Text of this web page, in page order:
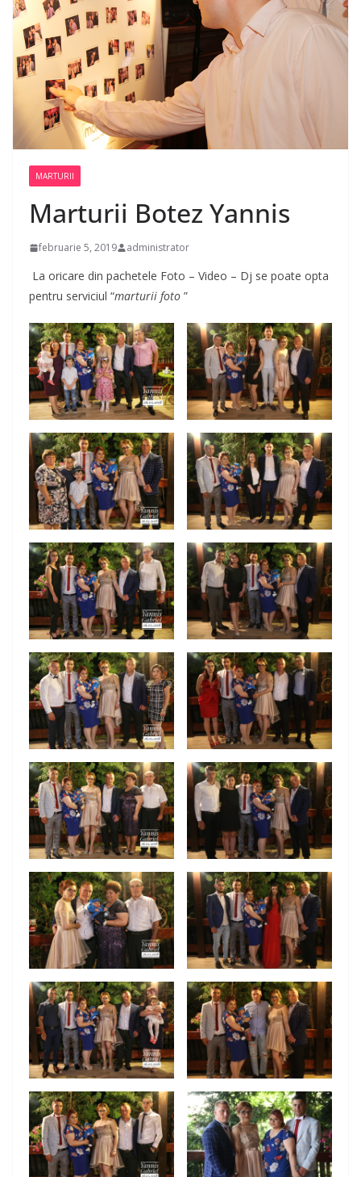
MARTURII
Marturii Botez Yannis
februarie 5, 2019 administrator
La oricare din pachetele Foto – Video – Dj se poate opta
pentru serviciul “marturii foto ”